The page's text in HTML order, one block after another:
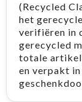
(Recycled
het
verifiëren in
gerecycled
totale
en verpakt